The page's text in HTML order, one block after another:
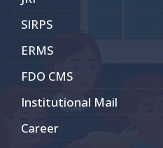
SIRPS
ERMS
FDO CMS
Institutional Mail
Career